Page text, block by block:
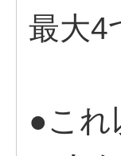
最大4
●これ